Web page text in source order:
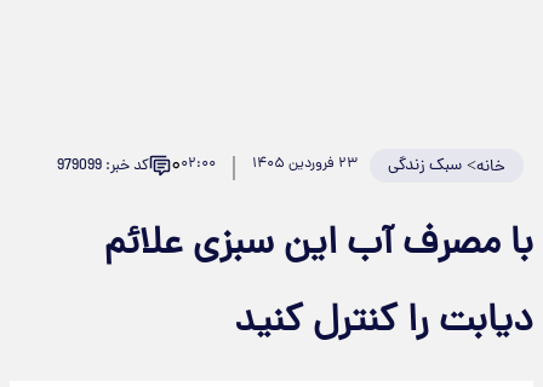
خانه>سبک زندگی ۲۳ فروردین ۱۴۰۵ ۰۲:۰۰۰ کد خبر: 979099
با مصرف آب این سبزی علائم
دیابت را کنترل کنید